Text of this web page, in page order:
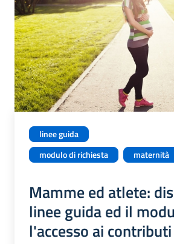
linee guida
modulo di richiesta
maternità
Mamme ed atlete:
linee guida ed il
l'accesso ai contributi